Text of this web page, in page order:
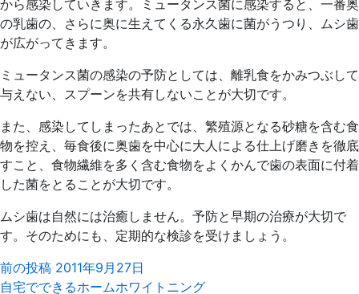
から感染していきます。ミュータンス菌に感染すると、一番奥
の乳歯の、さらに奥に生えてくる永久歯に菌がうつり、ムシ歯
が広がってきます。
ミュータンス菌の感染の予防としては、離乳食をかみつぶして
与えない、スプーンを共有しないことが大切です。
また、感染してしまったあとでは、繁殖源となる砂糖を含む食
物を控え、毎食後に奥歯を中心に大人による仕上げ磨きを徹底
すこと、食物繊維を多く含む食物をよくかんで歯の表面に付着
した菌をとることが大切です。
ムシ歯は自然には治癒しません。予防と早期の治療が大切で
す。そのためにも、定期的な検診を受けましょう。
前の投稿 2011年9月27日
自宅でできるホームホワイトニング